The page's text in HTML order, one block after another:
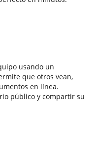
usando un
que otros vean,
en línea.
público y compartir su